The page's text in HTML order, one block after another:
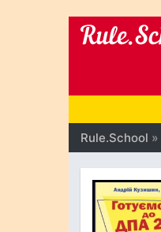
Rule.School »